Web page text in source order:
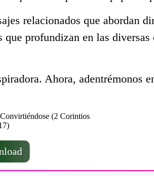
relacionados que abordan
profundizan en las
Ahora, adentrémonos